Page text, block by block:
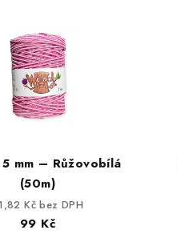
mm – Růžovobílá
(50m)
Kč bez DPH
99 Kč